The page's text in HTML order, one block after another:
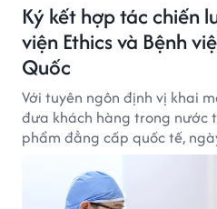
Ký kết hợp tác chiến
viện Ethics và Bệnh
Quốc
Với tuyên ngôn định vị khai
đưa khách hàng trong nước
phẩm đẳng cấp quốc tế,
Ethics đã chính thức ký kết
lược với Bệnh viện Thẩm mỹ
vị thẩm mỹ uy tín bậc nhất